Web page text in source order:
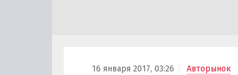
16 января 2017, 03:26 Авторынок